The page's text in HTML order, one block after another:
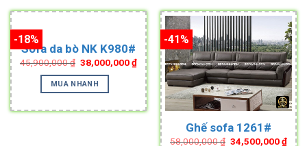
-18%
Sofa da bò NK K980#
45,900,000₫ Original
price
was:
45,900,000 ₫.
38,000,000₫Current
price
is:
38,000,000 ₫.
MUA NHANH
-41%
Ghế sofa 1261#
58,000,000₫ Original
34,500,000₫